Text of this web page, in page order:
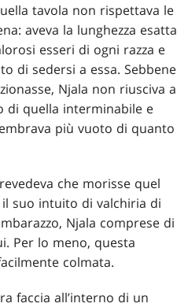
tavola non rispettava le
aveva la lunghezza esatta
esseri di ogni razza e
di sedersi a essa. Sebbene
Njala non riusciva a
di quella interminabile e
più vuoto di quanto
che morisse quel
suo intuito di valchiria di
Njala comprese di
Per lo meno, questa
colmata.
faccia all’interno di un